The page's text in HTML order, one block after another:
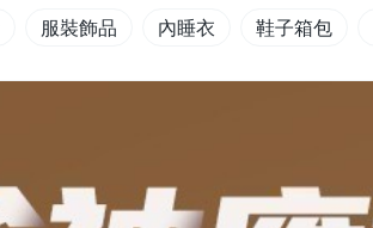
服裝飾品 內睡衣 鞋子箱包